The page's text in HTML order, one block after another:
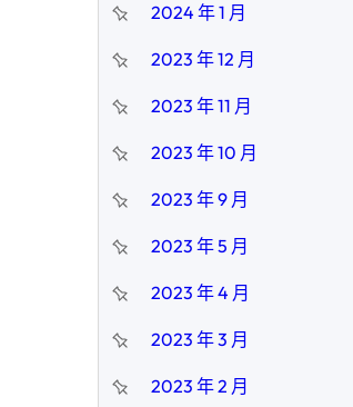
2024 年 1 月
2023 年 12 月
2023 年 11 月
2023 年 10 月
2023 年 9 月
2023 年 5 月
2023 年 4 月
2023 年 3 月
2023 年 2 月